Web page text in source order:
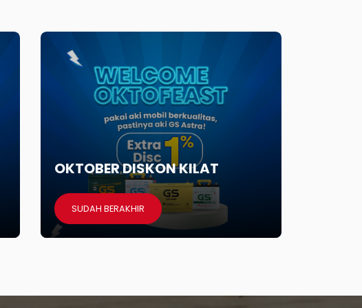
OKTOBER DISKON KILAT
SUDAH BERAKHIR